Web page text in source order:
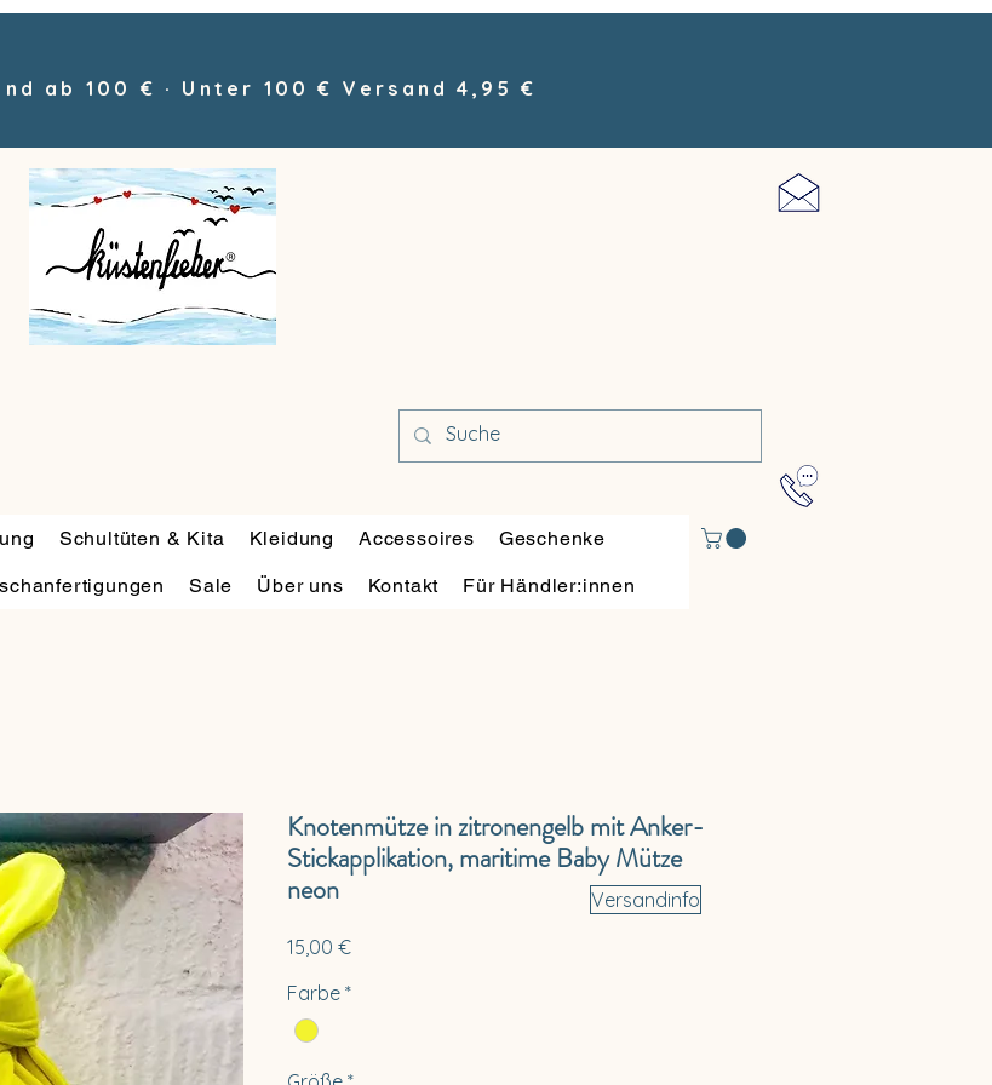
ab 100 € · Unter 100 € Versand 4,95 €
Schultüten & Kita Kleidung Accessoires Geschenke
Sale Über uns Kontakt Für Händler:innen
Knotenmütze in zitronengelb mit Anker-
Stickapplikation, maritime Baby Mütze
neon
15,00 €Preis
Farbe *
Versandinfo